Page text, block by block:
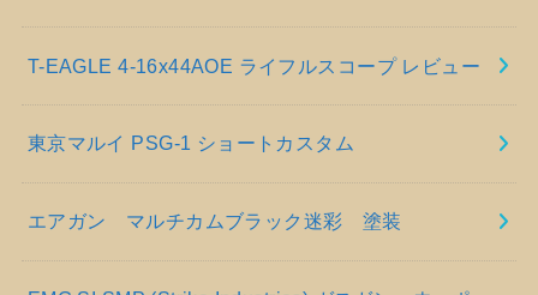
T-EAGLE 4-16x44AOE ライフルスコープ レビュー
東京マルイ PSG-1 ショートカスタム
エアガン マルチカムブラック迷彩 塗装